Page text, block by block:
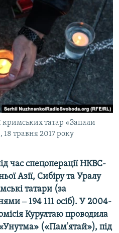
кримських татар «Запали
18 травня 2017 року
час спецоперації НКВС-
Азії, Сибіру та Уралу
татари (за
‒ 194 111 осіб). У 2004-
Курултаю проводила
(«Пам'ятай»), під